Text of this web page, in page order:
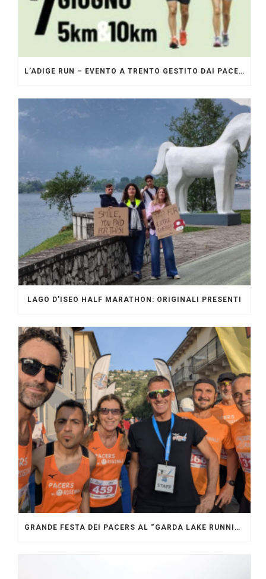
L’ADIGE RUN – EVENTO A TRENTO GESTITO DAI PACERS GLI ORIGINALI
LAGO D’ISEO HALF MARATHON: ORIGINALI PRESENTI
GRANDE FESTA DEI PACERS AL “GARDA LAKE RUNNING FESTIVAL”